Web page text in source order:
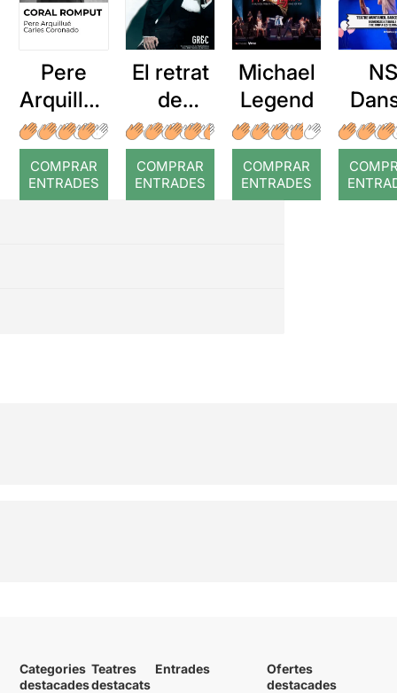
Pere
Arquillué
: Coral
romput
COMPRAR
ENTRADES
El retrat
de
Dorian
Gray
COMPRAR
ENTRADES
Michael
Legend
COMPRAR
ENTRADES
NS
El
Categories
destacades
Teatres
destacats
Entrades
Ofertes
destacades